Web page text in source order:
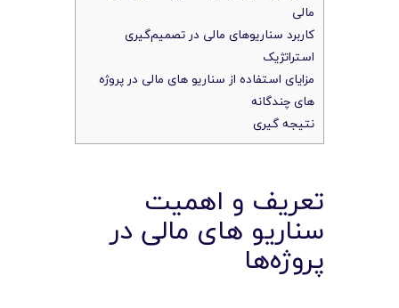
مالی
کاربرد سناریوهای مالی در تصمیم‌گیری
استراتژیک
مزایای استفاده از سناریو های مالی در پروژه‌
های چندگانه
نتیجه‌ گیری
تعریف و اهمیت
سناریو های مالی در
پروژه‌ها